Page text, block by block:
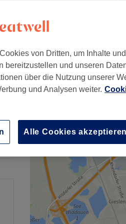
von Dritten, um Inhalte
bereitzustellen und unseren
über die Nutzung unserer
und Analysen weiter.
Alle Cookies akzeptieren